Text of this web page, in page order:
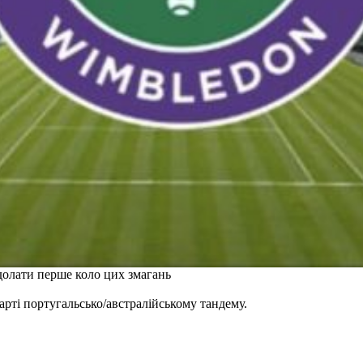
перше коло цих змагань
португальсько/австралійському тандему.